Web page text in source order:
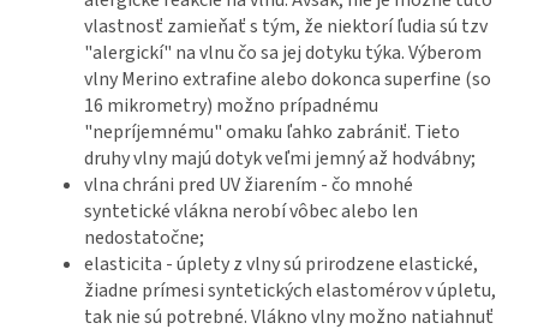
vlastnosť zamieňať s tým, že niektorí ľudia sú tzv
"alergickí" na vlnu čo sa jej dotyku týka. Výberom
vlny Merino extrafine alebo dokonca superfine (so
16 mikrometry) možno prípadnému
"nepríjemnému" omaku ľahko zabrániť. Tieto
druhy vlny majú dotyk veľmi jemný až hodvábny;
vlna chráni pred UV žiarením - čo mnohé
syntetické vlákna nerobí vôbec alebo len
nedostatočne;
elasticita - úplety z vlny sú prirodzene elastické,
žiadne prímesi syntetických elastomérov v úpletu,
tak nie sú potrebné. Vlákno vlny možno natiahnuť